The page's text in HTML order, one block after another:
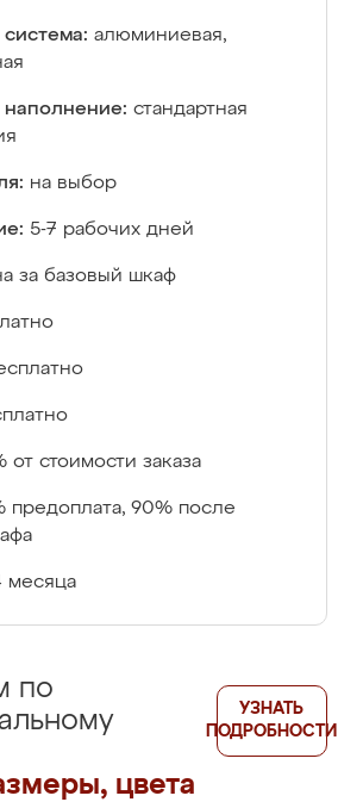
алюминиевая,
наполнение: стандартная
на выбор
5-7 рабочих дней
за базовый шкаф
от стоимости заказа
предоплата, 90% после
месяца
по
цвета
УЗНАТЬ
ПОДРОБНОСТИ